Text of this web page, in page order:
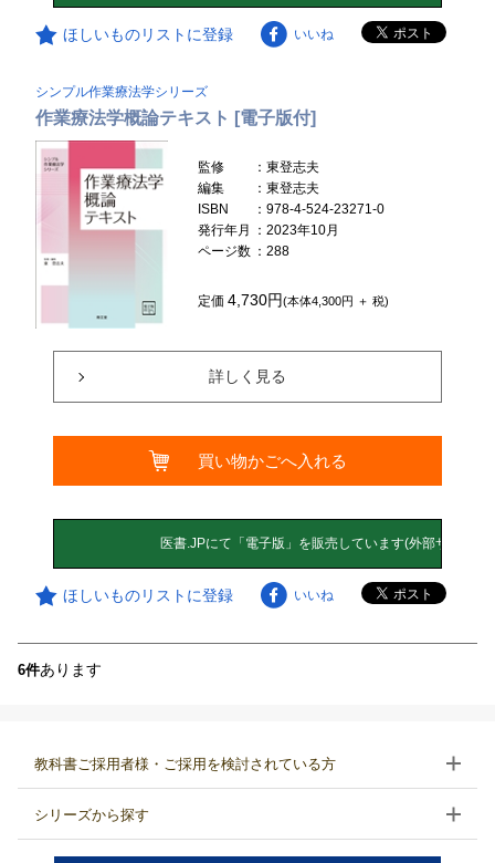
ほしいものリストに登録 いいね
シンプル作業療法学シリーズ
作業療法学概論テキスト [電子版付]
監修
：東登志夫
編集
：東登志夫
ISBN
：978-4-524-23271-0
発行年月
：2023年10月
ページ数 ：288
定価4,730円(本体4,300円 ＋ 税)
詳しく見る
買い物かごへ入れる
ほしいものリストに登録 いいね
6件あります
教科書ご採用者様・ご採用を検討されている方
シリーズから探す